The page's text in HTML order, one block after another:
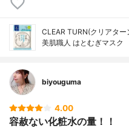
CLEAR TURN(クリアター
美肌職人 はとむぎマスク
biyouguma
4.00
容赦ない化粧水の量！！